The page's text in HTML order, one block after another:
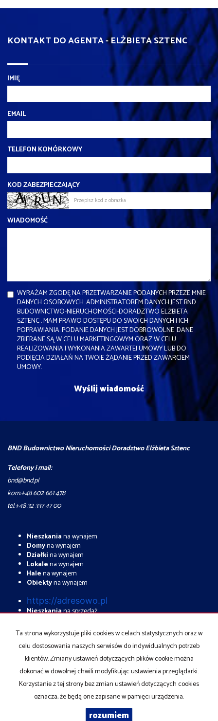
KONTAKT DO AGENTA - ELŻBIETA SZTENC
IMIĘ
EMAIL
TELEFON KOMÓRKOWY
KOD ZABEZPIECZAJĄCY
WIADOMOŚĆ
WYRAŻAM ZGODĘ NA PRZETWARZANIE PODANYCH PRZEZE MNIE
DANYCH OSOBOWYCH. ADMINISTRATOREM DANYCH JEST BND
BUDOWNICTWO-NIERUCHOMOŚCI-DORADZTWO ELŻBIETA
SZTENC . MAM PRAWO DOSTĘPU DO SWOICH DANYCH I ICH
POPRAWIANIA. PODANIE DANYCH JEST DOBROWOLNE. DANE
ZBIERANE SĄ W CELU MARKETINGOWYM ORAZ W CELU
REALIZOWANIA I WYKONANIA ZAWARTEJ UMOWY LUB DO
PODJĘCIA DZIAŁAŃ NA TWOJE ŻĄDANIE PRZED ZAWARCIEM
UMOWY.
BND Budownictwo Nieruchomości Doradztwo Elżbieta Sztenc
Telefony i mail:
bnd@bnd.pl
kom.+48 602 661 478
tel.+48 32 337 47 00
Mieszkaniana wynajem
Domyna wynajem
Działkina wynajem
Lokalena wynajem
Halena wynajem
Obiektyna wynajem
https://adresowo.pl
Mieszkaniana sprzedaż
Działkina sprzedaż
Lokalena sprzedaż
Halena sprzedaż
Obiektyna sprzedaż
Strona główna
Deweloperskie Kontakt notatnik Kup Sprzedaj
Program dla biur nieruchomości
Ta strona wykorzystuje pliki cookies w celach statystycznych oraz w
celu dostosowania naszych serwisów do indywidualnych potrzeb
klientów. Zmiany ustawień dotyczących plików cookie można
dokonać w dowolnej chwili modyfikując ustawienia przeglądarki.
Korzystanie z tej strony bez zmian ustawień dotyczących cookies
oznacza, że będą one zapisane w pamięci urządzenia.
rozumiem